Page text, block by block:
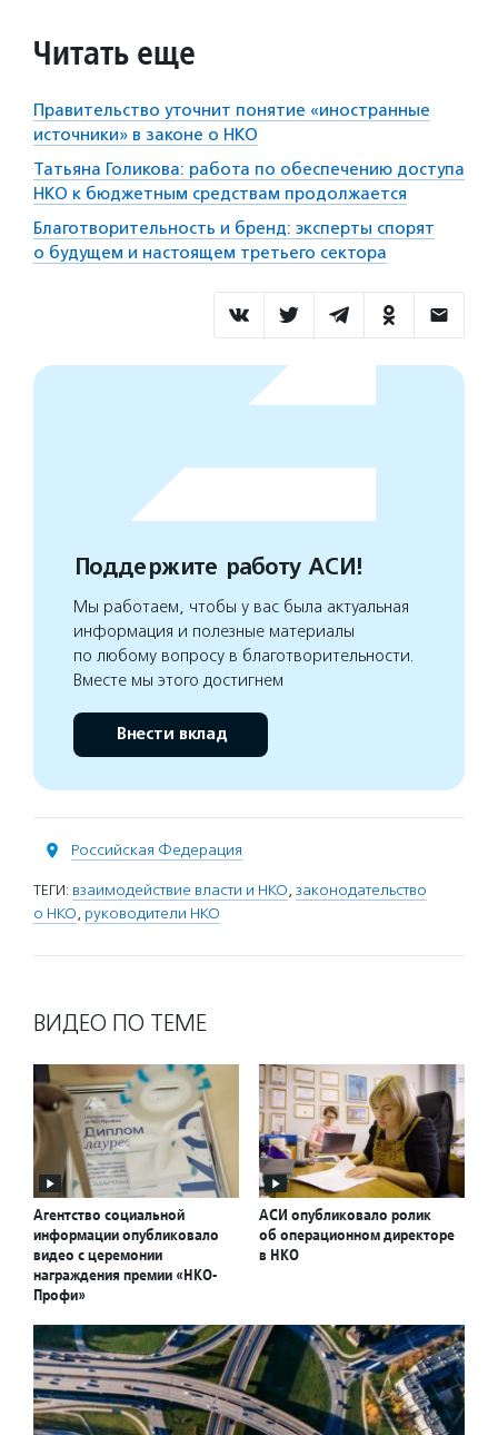
Читать еще
Правительство уточнит понятие «иностранные
источники» в законе о НКО
Татьяна Голикова: работа по обеспечению доступа
НКО к бюджетным средствам продолжается
Благотворительность и бренд: эксперты спорят
о будущем и настоящем третьего сектора
Поддержите работу АСИ!
Мы работаем, чтобы у вас была актуальная
информация и полезные материалы
по любому вопросу в благотворительности.
Вместе мы этого достигнем
Внести вклад
Российская Федерация
ТЕГИ: взаимодействие власти и НКО, законодательство
о НКО, руководители НКО
ВИДЕО ПО ТЕМЕ
Агентство социальной
информации опубликовало
видео с церемонии
награждения премии «НКО-
Профи»
АСИ опубликовало ролик
об операционном директоре
в НКО